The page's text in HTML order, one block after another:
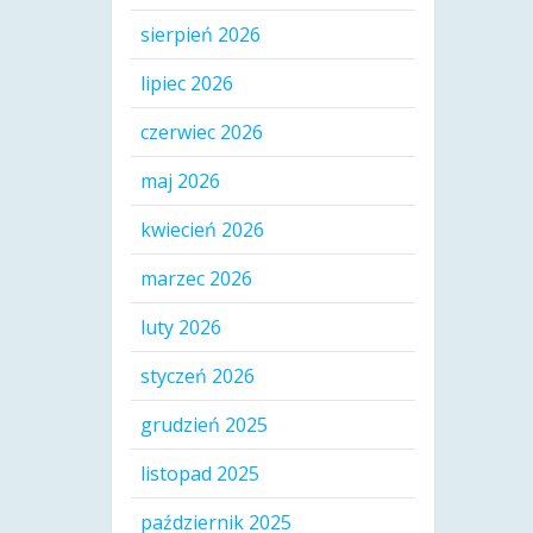
sierpień 2026
lipiec 2026
czerwiec 2026
maj 2026
kwiecień 2026
marzec 2026
luty 2026
styczeń 2026
grudzień 2025
listopad 2025
październik 2025